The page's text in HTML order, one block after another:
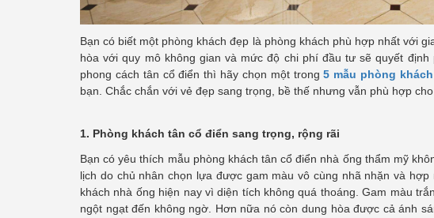
Bạn có biết một phòng khách đẹp là phòng khách phù hợp nhất với
hòa với quy mô không gian và mức độ chi phí đầu tư sẽ quyết
phong cách tân cổ điển thì hãy chọn một trong5 mẫu phòng
bạn. Chắc chắn với vẻ đẹp sang trọng, bề thế nhưng vẫn phù hợp
1. Phòng khách tân cổ điển sang trọng, rộng rãi
Bạn có yêu thích mẫu phòng khách tân cổ điển nhà ống thẩm mỹ
lịch do chủ nhân chọn lựa được gam màu vô cùng nhã nhặn và
khách nhà ống hiện nay vì diện tích không quá thoáng. Gam màu
ngột ngạt đến không ngờ. Hơn nữa nó còn dung hòa được cả ánh